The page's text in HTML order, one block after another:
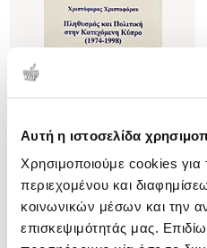
Αυτή η ιστοσελίδα
Χρησιμοποιούμε cookies για
περιεχομένου και
κοινωνικών μέσων και την
επισκεψιμότητάς μας.
(0)
ΠΛΗΘΥΣΜΟΣ ΚΑΙ ΠΟΛΙΤΙΚΗ
ΣΤΗΝ ΚΑΤΕΧΟΜΕΝΗ ΚΥΠΡΟ
(1974-1998)
ΧΡΙΣΤΟΦΟΡΟΥ
ΧΡΙΣΤΟΦΟΡΟΣ